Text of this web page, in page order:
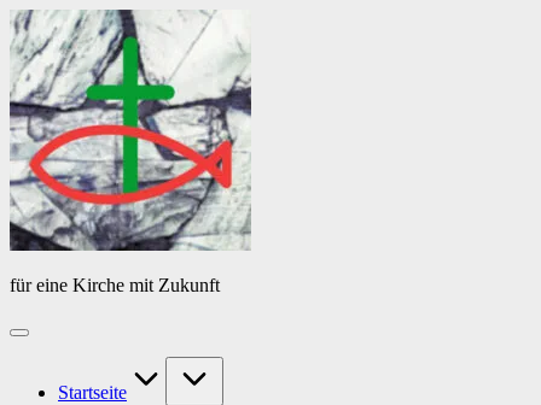
Skip
to
content
von
PfarrerB
für eine Kirche mit Zukunft
Startseite